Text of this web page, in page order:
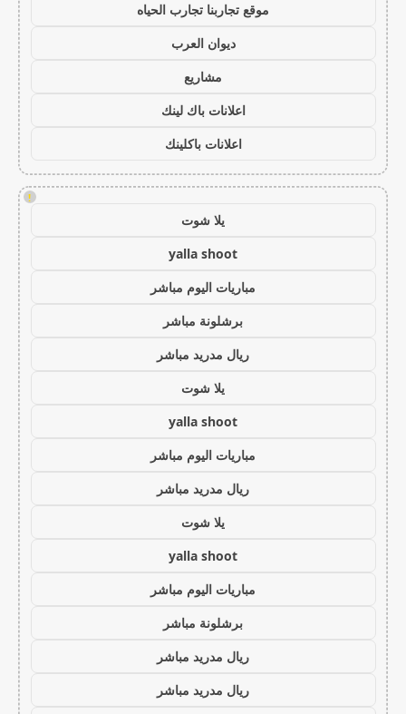
موقع تجاربنا تجارب الحياه
ديوان العرب
مشاريع
اعلانات باك لينك
اعلانات باكلينك
!
يلا شوت
yalla shoot
مباريات اليوم مباشر
برشلونة مباشر
ريال مدريد مباشر
يلا شوت
yalla shoot
مباريات اليوم مباشر
ريال مدريد مباشر
يلا شوت
yalla shoot
مباريات اليوم مباشر
برشلونة مباشر
ريال مدريد مباشر
ريال مدريد مباشر